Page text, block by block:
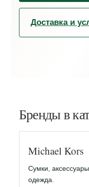
Доставка и
Бренды в
Michael Kors
Сумки,
одежда.